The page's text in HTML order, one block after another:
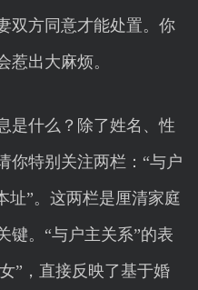
双方同意才能处置。你
惹出大麻烦。
是什么？除了姓名、性
你特别关注两栏：“与户
址”。这两栏是厘清家庭
键。“与户主关系”的表
”，直接反映了基于婚